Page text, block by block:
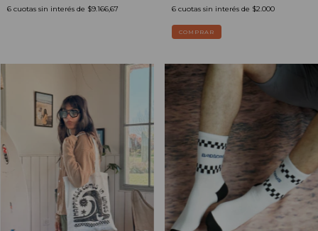
6 cuotas sin interés de $9.166,67
6 cuotas sin interés de $2.000
COMPRAR